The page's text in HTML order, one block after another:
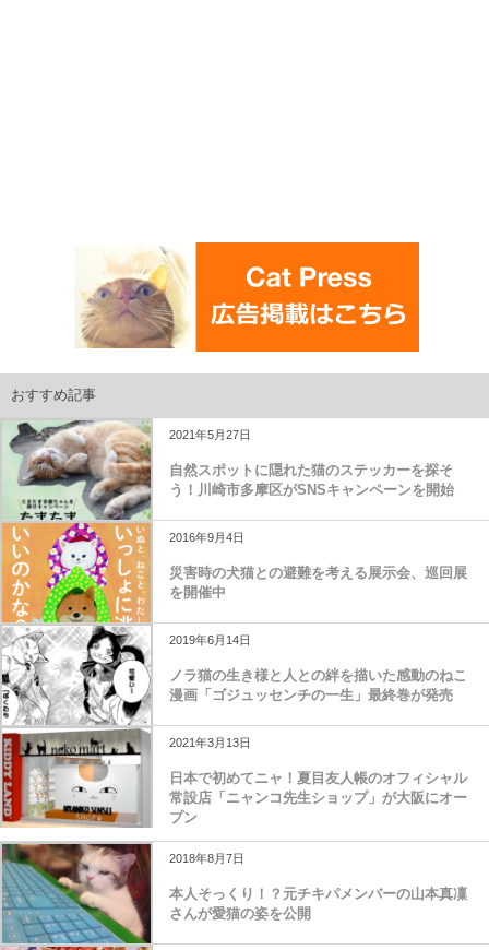
おすすめ記事
2021年5月27日
自然スポットに隠れた猫のステッカーを探そ
う！川崎市多摩区がSNSキャンペーンを開始
2016年9月4日
災害時の犬猫との避難を考える展示会、巡回展
を開催中
2019年6月14日
ノラ猫の生き様と人との絆を描いた感動のねこ
漫画「ゴジュッセンチの一生」最終巻が発売
2021年3月13日
日本で初めてニャ！夏目友人帳のオフィシャル
常設店「ニャンコ先生ショップ」が大阪にオー
プン
2018年8月7日
本人そっくり！？元チキパメンバーの山本真凜
さんが愛猫の姿を公開